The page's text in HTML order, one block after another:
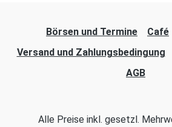
Börsen und Termine Café
Versand und Zahlungsbedingung
AGB
Alle Preise inkl. gesetzl.